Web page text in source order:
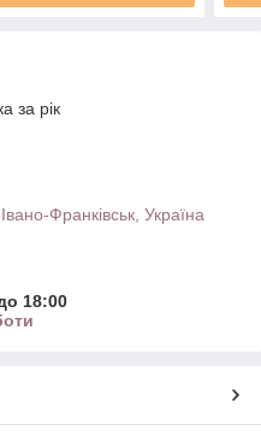
за рік
Франківськ, Україна
18:00